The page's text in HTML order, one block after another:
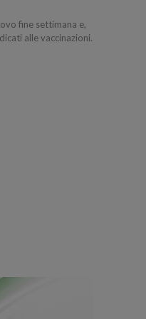
fine settimana e,
alle vaccinazioni.